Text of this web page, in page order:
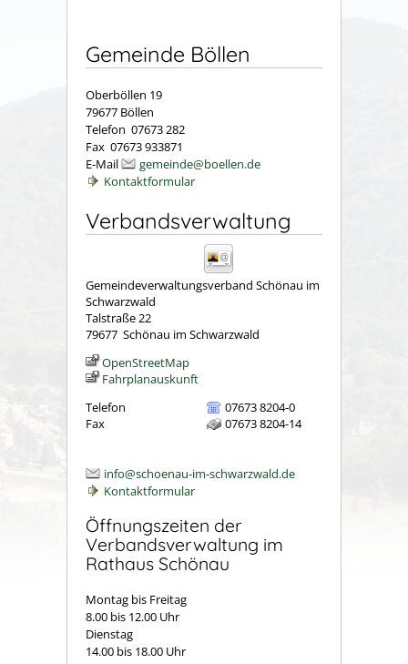
Gemeinde Böllen
Oberböllen 19
79677 Böllen
Telefon 07673 282
Fax 07673 933871
E-Mail
gemeinde@boellen.de
Kontaktformular
Verbandsverwaltung
Gemeindeverwaltungsverband Schönau im
Schwarzwald
Talstraße 22
79677 Schönau im Schwarzwald
OpenStreetMap
Fahrplanauskunft
Telefon
07673 8204-0
Fax
07673 8204-14
info@schoenau-im-schwarzwald.de
Kontaktformular
Öffnungszeiten der
Verbandsverwaltung im
Rathaus Schönau
Montag bis Freitag
8.00 bis 12.00 Uhr
Dienstag
14.00 bis 18.00 Uhr